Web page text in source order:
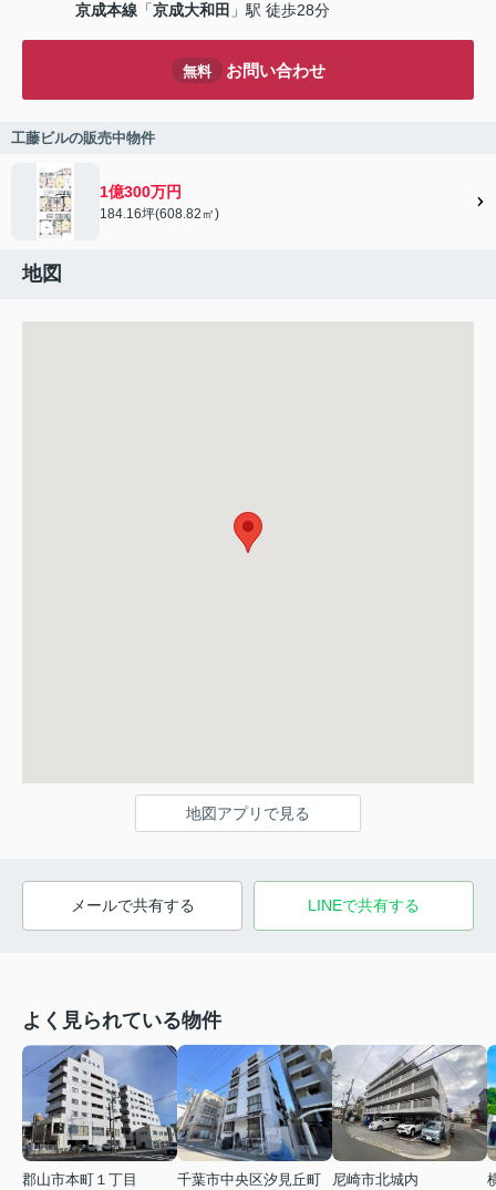
京成本線 「京成大和田 」駅 徒歩28分
無料 お問い合わせ
工藤ビルの販売中物件
1億300万円
184.16坪(608.82㎡)
地図
地図アプリで見る
メールで共有する LINEで共有する
よく見られている物件
郡山市本町１丁目
千葉市中央区汐見丘町
尼崎市北城内